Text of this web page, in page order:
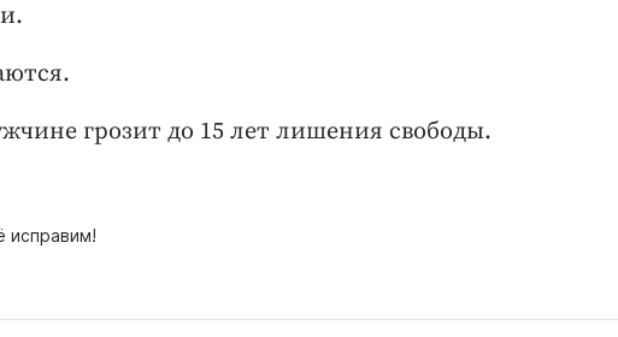
грозит до 15 лет лишения свободы.
исправим!